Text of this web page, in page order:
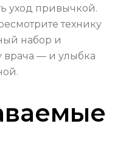
уход привычкой.
технику
набор и
врача — и улыбка